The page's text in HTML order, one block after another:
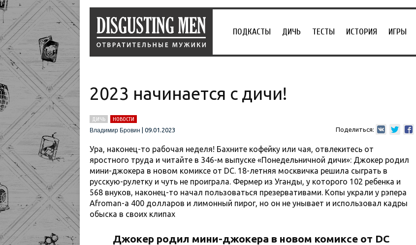
ПОДКАСТЫ ДИЧЬ ТЕСТЫ ИСТОРИЯ ИГРЫ
2023 начинается с дичи!
ДИЧЬ
НОВОСТИ
Владимир Бровин
09.01.2023 Поделиться:
Ура, наконец-то рабочая неделя! Бахните кофейку или чая, отвлекитесь от
яростного труда и читайте в 346-м выпуске «Понедельничной дичи»: Джокер родил
мини-джокера в новом комиксе от DC. 18-летняя москвичка решила сыграть в
русскую-рулетку и чуть не проиграла. Фермер из Уганды, у которого 102 ребенка и
568 внуков, наконец-то начал пользоваться презервативами. Копы украли у рэпера
Afroman-а 400 долларов и лимонный пирог, но он не унывает и использовал кадры
обыска в своих клипах
Джокер родил мини-джокера в новом комиксе от DC